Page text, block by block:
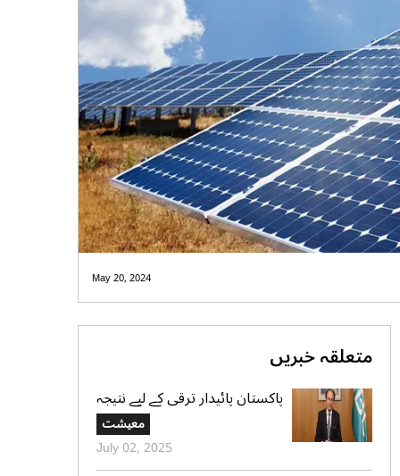
May 20, 2024
متعلقہ خبریں
پاکستان پائیدار ترقی کے لیے نتیجہ
خیز اور شفاف شراکت داریوں کے
لیے پرعزم ہے،محمد اورنگزیب
معیشت
July 02, 2025